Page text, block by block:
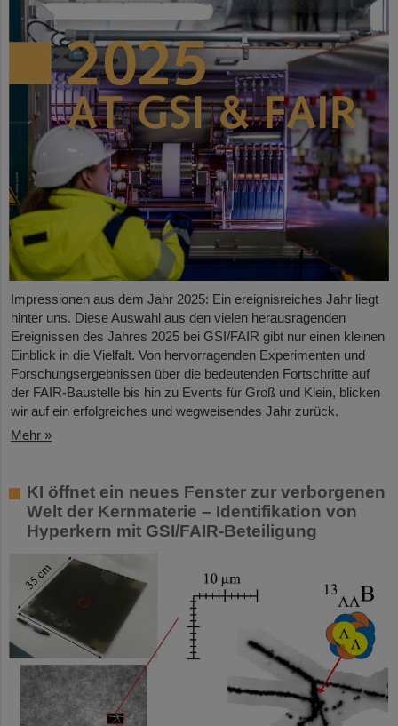
Impressionen aus dem Jahr 2025: Ein ereignisreiches Jahr liegt
hinter uns. Diese Auswahl aus den vielen herausragenden
Ereignissen des Jahres 2025 bei GSI/FAIR gibt nur einen kleinen
Einblick in die Vielfalt. Von hervorragenden Experimenten und
Forschungsergebnissen über die bedeutenden Fortschritte auf
der FAIR-Baustelle bis hin zu Events für Groß und Klein, blicken
wir auf ein erfolgreiches und wegweisendes Jahr zurück.
Mehr »
KI öffnet ein neues Fenster zur verborgenen
Welt der Kernmaterie – Identifikation von
Hyperkern mit GSI/FAIR-Beteiligung